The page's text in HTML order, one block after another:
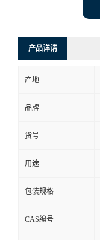
产品详请
产地
品牌
货号
用途
包装规格
CAS编号